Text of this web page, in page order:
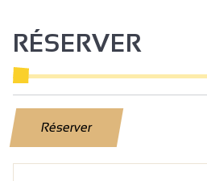
RÉSERVER
Réserver